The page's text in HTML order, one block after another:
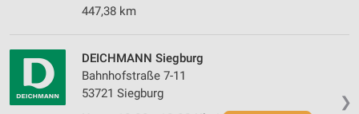
447,38 km
❯
DEICHMANN Siegburg
Bahnhofstraße 7-11
53721 Siegburg